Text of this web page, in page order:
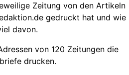
Zeitung von den Artikeln
gedruckt hat und wie
davon.
von 120 Zeitungen die
drucken.